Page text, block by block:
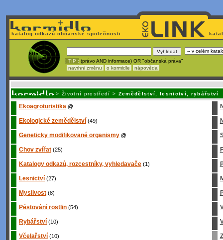
katalog odkazů občanské společnosti
! TIP : (právo AND informace) OR "občanská práva"
navrhni změnu
o kormidle nápověda
> Životní prostředí > Zemědělství, lesnictví, rybářství
Ekoagroturistika @
Ekologické zemědělství (49)
Geneticky modifikované organismy @
Chov zvířat (25)
Katalogy odkazů, rozcestníky, vyhledavače (1)
Lesnictví (27)
Myslivost (8)
Pěstování rostlin (54)
Rybářství (10)
Včelařství (10)